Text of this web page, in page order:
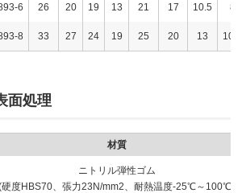
6 26 20 19 13 21 17 10.5 8
8 33 27 24 19 25 20 13 10.5
面処理
材質
ニトリル弾性ゴム
硬度HBS70、張力23N/mm2、耐熱温度-25℃～100℃)